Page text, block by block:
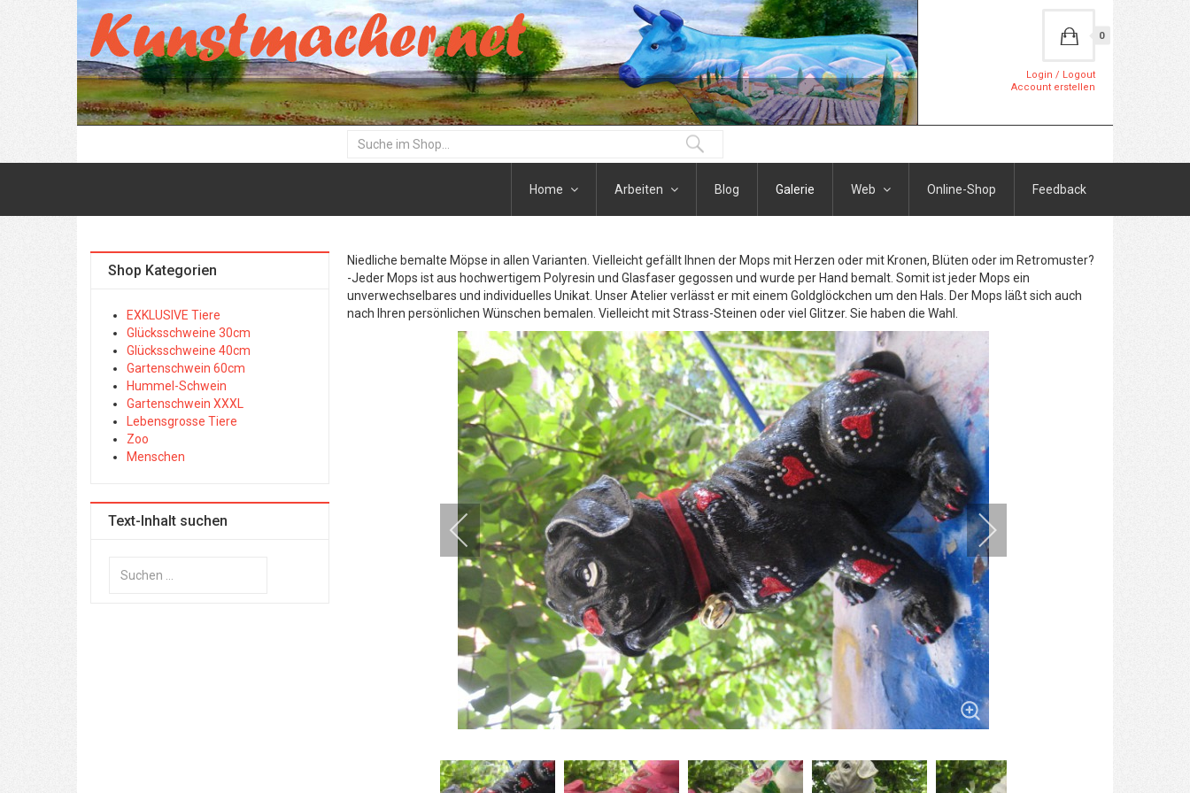
0
Login / Logout
Account erstellen
Home Arbeiten Blog Galerie Web Online-Shop Feedback
Niedliche bemalte Möpse in allen Varianten. Vielleicht gefällt Ihnen der Mops mit Herzen oder mit Kronen, Blüten oder im Retromuster?
-Jeder Mops ist aus hochwertigem Polyresin und Glasfaser gegossen und wurde per Hand bemalt. Somit ist jeder Mops ein
unverwechselbares und individuelles Unikat. Unser Atelier verlässt er mit einem Goldglöckchen um den Hals. Der Mops läßt sich auch
nach Ihren persönlichen Wünschen bemalen. Vielleicht mit Strass-Steinen oder viel Glitzer. Sie haben die Wahl.
Shop Kategorien
EXKLUSIVE Tiere
Glücksschweine 30cm
Glücksschweine 40cm
Gartenschwein 60cm
Hummel-Schwein
Gartenschwein XXXL
Lebensgrosse Tiere
Zoo
Menschen
Text-Inhalt suchen